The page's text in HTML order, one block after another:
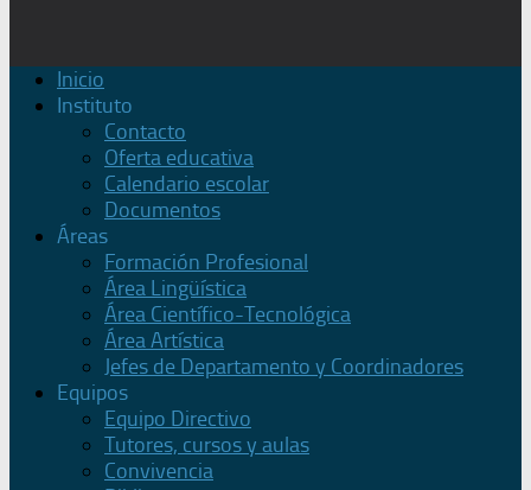
Inicio
Instituto
Contacto
Oferta educativa
Calendario escolar
Documentos
Áreas
Formación Profesional
Área Lingüística
Área Científico-Tecnológica
Área Artística
Jefes de Departamento y Coordinadores
Equipos
Equipo Directivo
Tutores, cursos y aulas
Convivencia